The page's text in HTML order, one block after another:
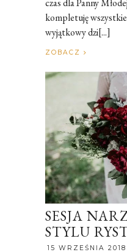
czas dla Panny
kompletuję
wyjątkowy dzi[...]
ZOBACZ
SESJA
STYLU
15 WRZEŚNIA 2018